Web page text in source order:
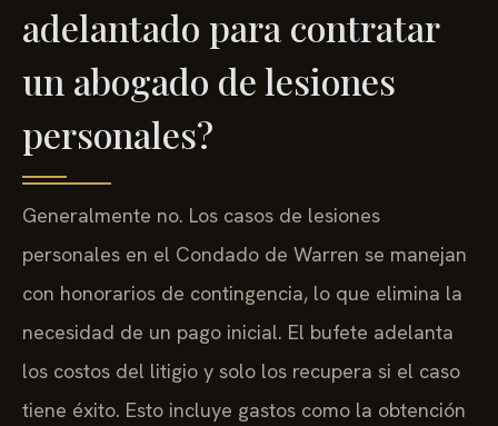
adelantado para contratar
un abogado de lesiones
personales?
Generalmente no. Los casos de lesiones
personales en el Condado de Warren se manejan
con honorarios de contingencia, lo que elimina la
necesidad de un pago inicial. El bufete adelanta
los costos del litigio y solo los recupera si el caso
tiene éxito. Esto incluye gastos como la obtención